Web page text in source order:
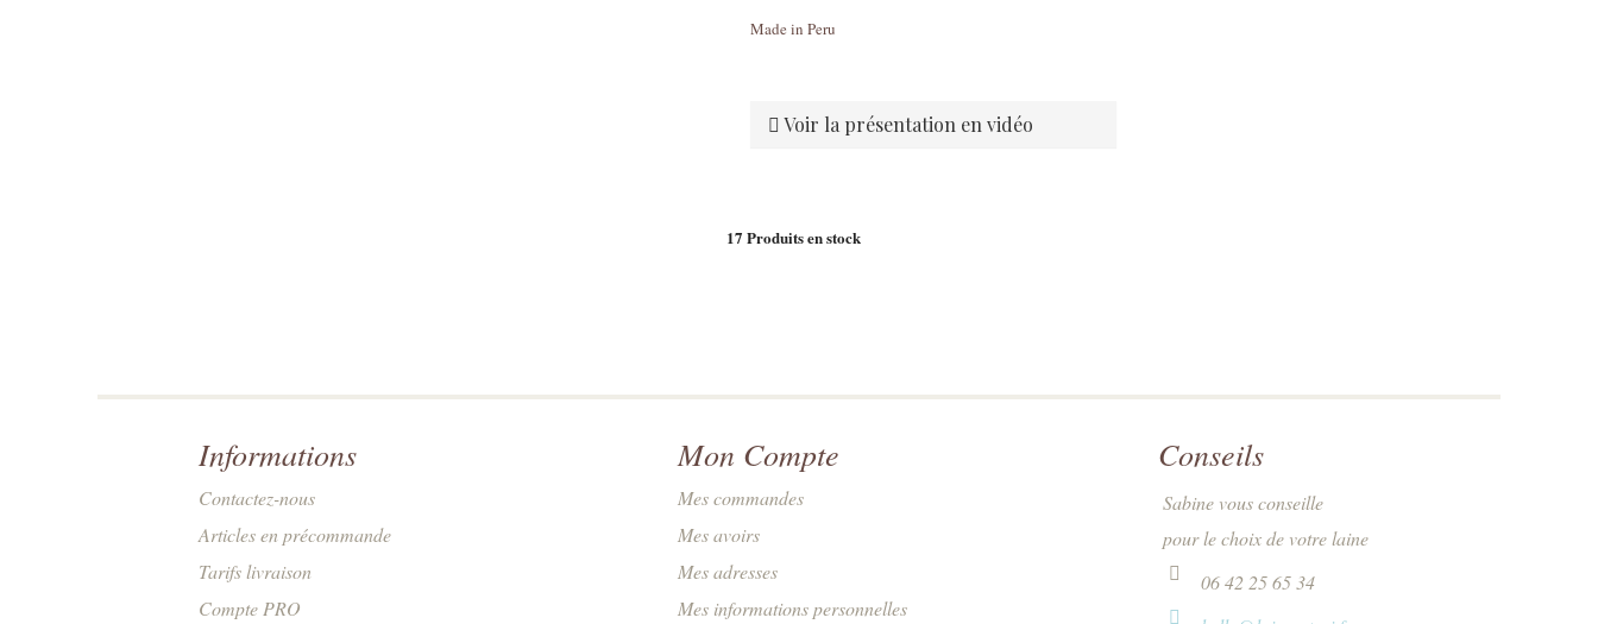
Made in Peru
Voir la présentation en vidéo
17 Produits en stock
Informations
Contactez-nous
Articles en précommande
Tarifs livraison
Compte PRO
Mon Compte
Mes commandes
Mes avoirs
Mes adresses
Mes informations personnelles
Conseils
Sabine vous conseille
pour le choix de votre laine
06 42 25 65 34